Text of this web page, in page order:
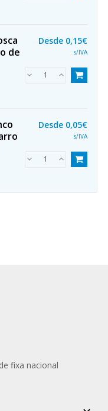
de
Desde 0,15€
s/IVA
Desde 0,05€
s/IVA
fixa nacional